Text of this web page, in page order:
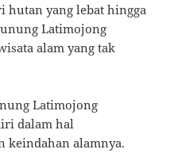
hutan yang lebat hingga
Latimojong
alam yang tak
Latimojong
dalam hal
keindahan alamnya.